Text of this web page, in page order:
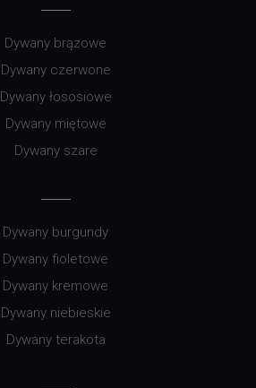
Dywany brązowe
Dywany czerwone
Dywany łososiowe
Dywany miętowe
Dywany szare
Dywany burgundy
Dywany fioletowe
Dywany kremowe
Dywany niebieskie
Dywany terakota